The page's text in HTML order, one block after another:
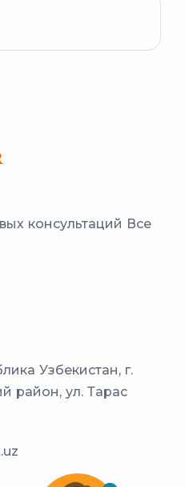
консультаций Все
Узбекистан, г.
район, ул. Тарас